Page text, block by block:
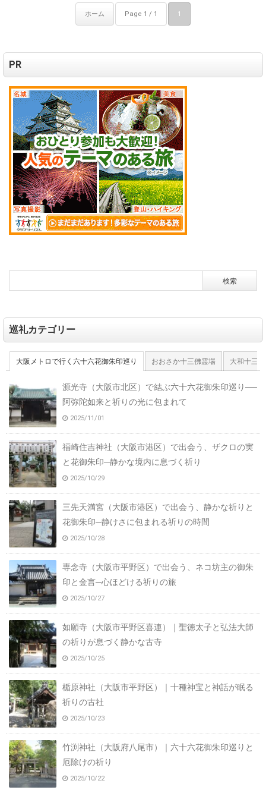
ホーム Page 1 / 1 1
PR
巡礼カテゴリー
大阪メトロで行く六十六花御朱印巡り おおさか十三佛霊場 大和十三
源光寺（大阪市北区）で結ぶ六十六花御朱印巡り──
阿弥陀如来と祈りの光に包まれて
2025/11/01
福崎住吉神社（大阪市港区）で出会う、ザクロの実
と花御朱印─静かな境内に息づく祈り
2025/10/29
三先天満宮（大阪市港区）で出会う、静かな祈りと
花御朱印─静けさに包まれる祈りの時間
2025/10/28
専念寺（大阪市平野区）で出会う、ネコ坊主の御朱
印と金言─心ほどける祈りの旅
2025/10/27
如願寺（大阪市平野区喜連）｜聖徳太子と弘法大師
の祈りが息づく静かな古寺
2025/10/25
楯原神社（大阪市平野区）｜十種神宝と神話が眠る
祈りの古社
2025/10/23
竹渕神社（大阪府八尾市）｜六十六花御朱印巡りと
厄除けの祈り
2025/10/22